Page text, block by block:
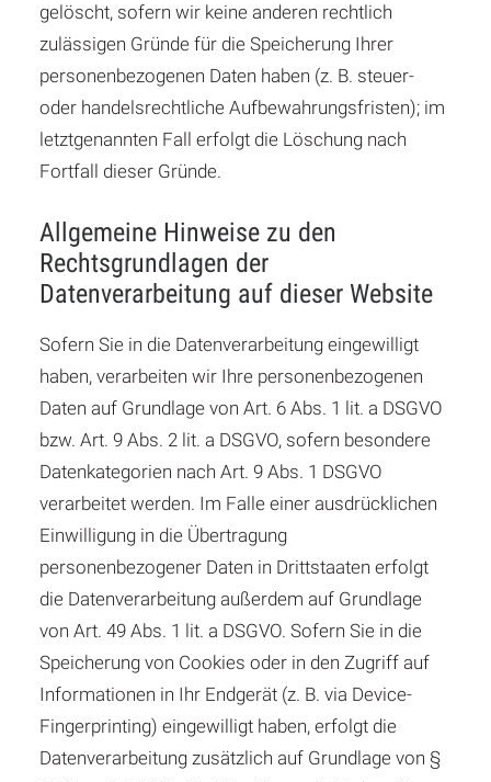
gelöscht, sofern wir keine anderen rechtlich
zulässigen Gründe für die Speicherung Ihrer
personenbezogenen Daten haben (z. B. steuer-
oder handelsrechtliche Aufbewahrungsfristen); im
letztgenannten Fall erfolgt die Löschung nach
Fortfall dieser Gründe.
Allgemeine Hinweise zu den
Rechtsgrundlagen der
Datenverarbeitung auf dieser Website
Sofern Sie in die Datenverarbeitung eingewilligt
haben, verarbeiten wir Ihre personenbezogenen
Daten auf Grundlage von Art. 6 Abs. 1 lit. a DSGVO
bzw. Art. 9 Abs. 2 lit. a DSGVO, sofern besondere
Datenkategorien nach Art. 9 Abs. 1 DSGVO
verarbeitet werden. Im Falle einer ausdrücklichen
Einwilligung in die Übertragung
personenbezogener Daten in Drittstaaten erfolgt
die Datenverarbeitung außerdem auf Grundlage
von Art. 49 Abs. 1 lit. a DSGVO. Sofern Sie in die
Speicherung von Cookies oder in den Zugriff auf
Informationen in Ihr Endgerät (z. B. via Device-
Fingerprinting) eingewilligt haben, erfolgt die
Datenverarbeitung zusätzlich auf Grundlage von §